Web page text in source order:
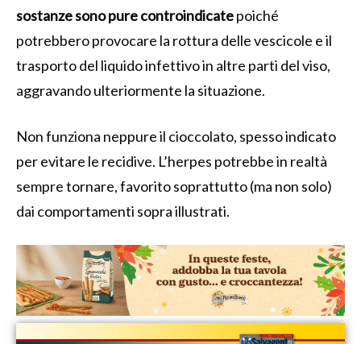
sostanze sono pure controindicatepoiché
potrebbero provocare la rottura delle vescicole e il
trasporto del liquido infettivo in altre parti del viso,
aggravando ulteriormente la situazione.
Non funziona neppure il cioccolato, spesso indicato
per evitare le recidive. L’herpes potrebbe in realtà
sempre tornare, favorito soprattutto (ma non solo)
dai comportamenti sopra illustrati.